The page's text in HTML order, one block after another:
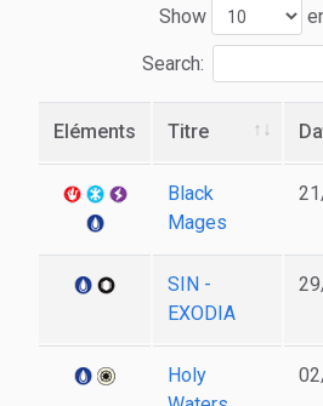
Show
Search:
Eléments Titre
Black
Mages
SIN -
EXODIA
Holy